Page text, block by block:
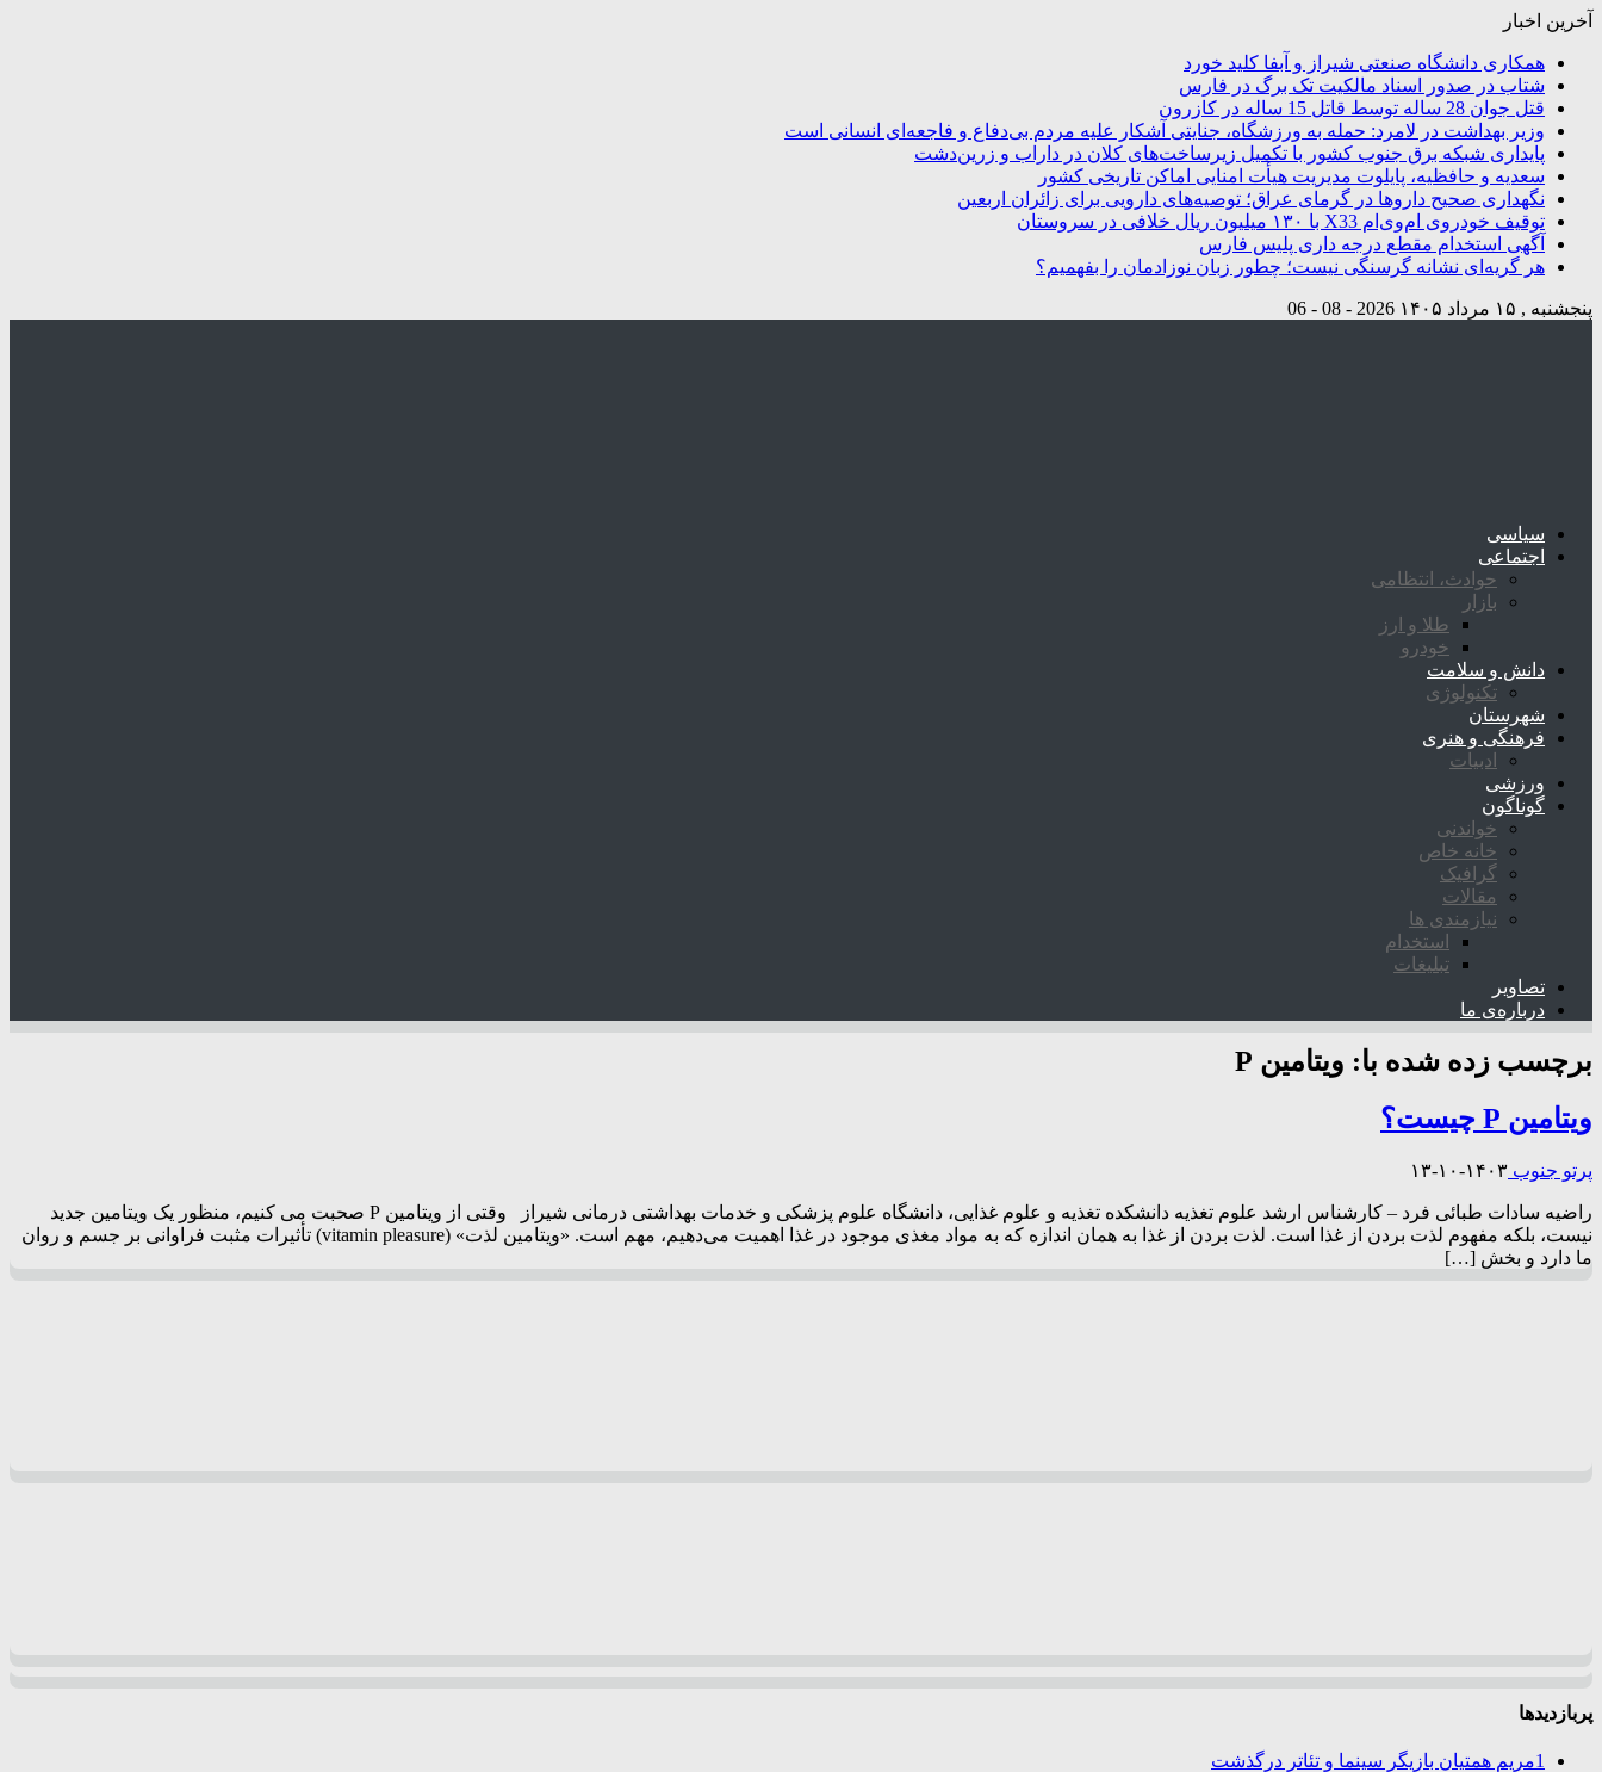
آخرین اخبار
همکاری دانشگاه صنعتی شیراز و آبفا کلید خورد
شتاب در صدور اسناد مالکیت تک برگ در فارس
قتل جوان 28 ساله توسط قاتل 15 ساله در کازرون
وزیر بهداشت در لامرد: حمله به ورزشگاه، جنایتی آشکار علیه مردم بی‌دفاع و فاجعه‌ای انسانی است
پایداری شبکه برق جنوب کشور با تکمیل زیرساخت‌های کلان در داراب و زرین‌دشت
سعدیه و حافظیه، پایلوت مدیریت هیأت امنایی اماکن تاریخی کشور
نگهداری صحیح داروها در گرمای عراق؛ توصیه‌های دارویی برای زائران اربعین
توقیف خودروی ام‌وی‌ام X33 با ۱۳۰ میلیون ریال خلافی در سروستان
آگهی استخدام مقطع درجه داری پلیس فارس
هر گریه‌ای نشانه گرسنگی نیست؛ چطور زبان نوزادمان را بفهمیم؟
پنجشنبه , ۱۵ مرداد ۱۴۰۵ 2026 - 08 - 06
سیاسی
اجتماعی
حوادث، انتظامی
بازار
طلا و ارز
خودرو
دانش و سلامت
تکنولوژی
شهرستان
فرهنگی و هنری
ادبیات
ورزشی
گوناگون
خواندنی
خانه خاص
گرافیک
مقالات
نیازمندی ها
استخدام
تبلیغات
تصاویر
درباره‌ی ما
برچسب زده شده با: ویتامین P
ویتامین P چیست؟
پرتو جنوب ۱۴۰۳-۱۰-۱۳
راضیه سادات طبائی فرد – کارشناس ارشد علوم تغذیه دانشکده تغذیه و علوم غذایی، دانشگاه علوم پزشکی و خدمات بهداشتی درمانی شیراز وقتی از ویتامین P صحبت می ‌کنیم، منظور یک ویتامین جدید
نیست، بلکه مفهوم لذت بردن از غذا است. لذت بردن از غذا به همان اندازه که به مواد مغذی موجود در غذا اهمیت می‌دهیم، مهم است. «ویتامین لذت» (vitamin pleasure) تأثیرات مثبت فراوانی بر جسم و روان
ما دارد و بخش […]
پربازدیدها
1مریم همتیان بازیگر سینما و تئاتر درگذشت